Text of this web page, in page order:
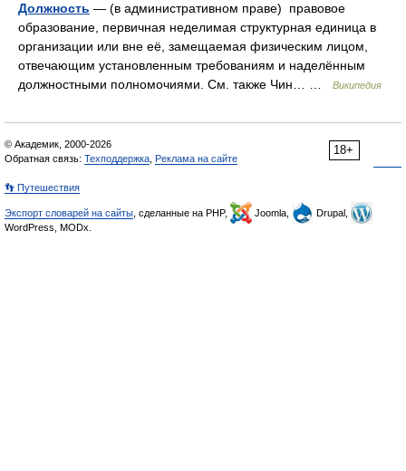
Должность — (в административном праве) правовое
образование, первичная неделимая структурная единица в
организации или вне её, замещаемая физическим лицом,
отвечающим установленным требованиям и наделённым
должностными полномочиями. См. также Чин… …
Википедия
18+
© Академик, 2000-2026
Обратная связь: Техподдержка Реклама на сайте
👣 Путешествия
Экспорт словарей на сайты , сделанные на PHP, Joomla,
Drupal,
WordPress, MODx.